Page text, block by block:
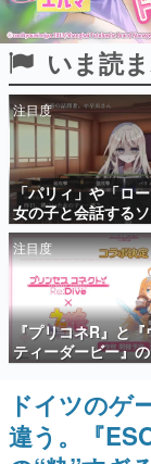
ピック
電ファミのいま
アプリセール情報
インタビュー
連載・
殿
SNS
ど。
事を
ゲ
名作
聞き
きま
いま読
注目度
「パリィ」や「ロ
女の子と会話する
恋愛ゲーム『小早
ルライク』無料公
敗すると「YOU
注目度
『プリコネR』と
ティーダービー』
定！“最大170連無
キャンペーンなども
ドイツのゲ
違う。『